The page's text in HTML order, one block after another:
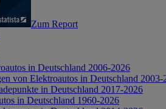
Zum Report
in Deutschland 2006-2026
von Elektroautos in Deutschland 2003-
in Deutschland 2017-2026
in Deutschland 1960-2026